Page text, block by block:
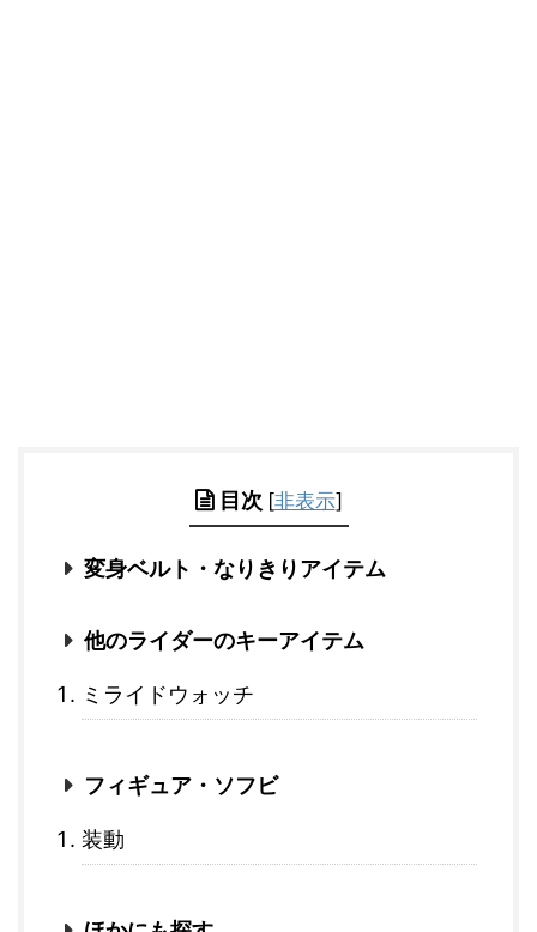
目次 [非表示]
変身ベルト・なりきりアイテム
他のライダーのキーアイテム
ミライドウォッチ
フィギュア・ソフビ
装動